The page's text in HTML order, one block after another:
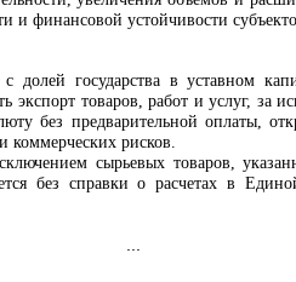
финансовой устойчивости
сдолей государства в уставном
экспорт товаров, работ и услуг, за
без предварительной оплаты,
коммерческих рисков.
сырьевых товаров,
без справки о расчетах в